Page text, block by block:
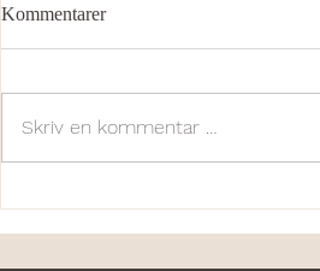
Kommentarer
Skriv en kommentar …